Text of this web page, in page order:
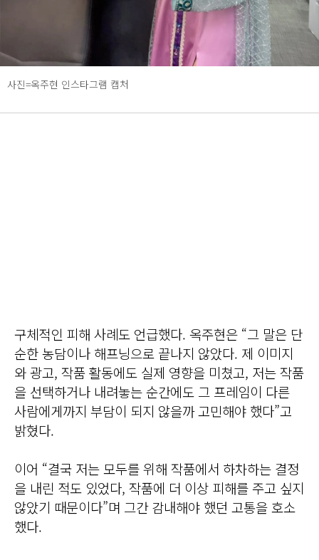
사진=옥주현 인스타그램 캡처
구체적인 피해 사례도 언급했다. 옥주현은 “그 말은 단
순한 농담이나 해프닝으로 끝나지 않았다. 제 이미지
와 광고, 작품 활동에도 실제 영향을 미쳤고, 저는 작품
을 선택하거나 내려놓는 순간에도 그 프레임이 다른
사람에게까지 부담이 되지 않을까 고민해야 했다”고
밝혔다.
이어 “결국 저는 모두를 위해 작품에서 하차하는 결정
을 내린 적도 있었다, 작품에 더 이상 피해를 주고 싶지
않았기 때문이다”며 그간 감내해야 했던 고통을 호소
했다.